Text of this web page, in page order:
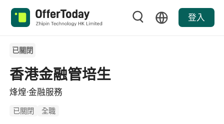
登入
已關閉
香港金融管培生
烽煌·金融服務
已關閉 全職